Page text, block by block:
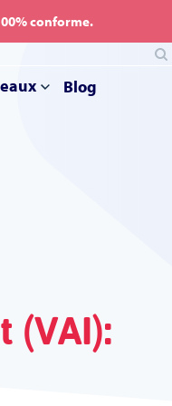
conforme.
Blog
(VAI):